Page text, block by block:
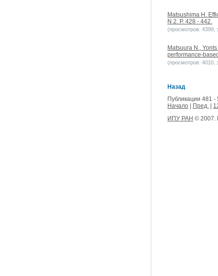
Matsushima H.
N 2. P. 428 - 442.
(просмотров: 4399,
Matsuura N.,
performance-
(просмотров: 4010,
Назад
Публикации 481 -
Начало
Пред.
ИПУ РАН © 2007.